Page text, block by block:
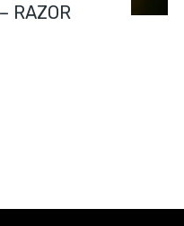
RAZOR